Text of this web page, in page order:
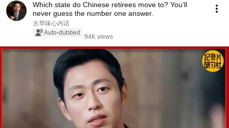
Which state do Chinese retirees move to? You'll
never guess the number one answer.
古早味心内话
Auto-dubbed
94K views